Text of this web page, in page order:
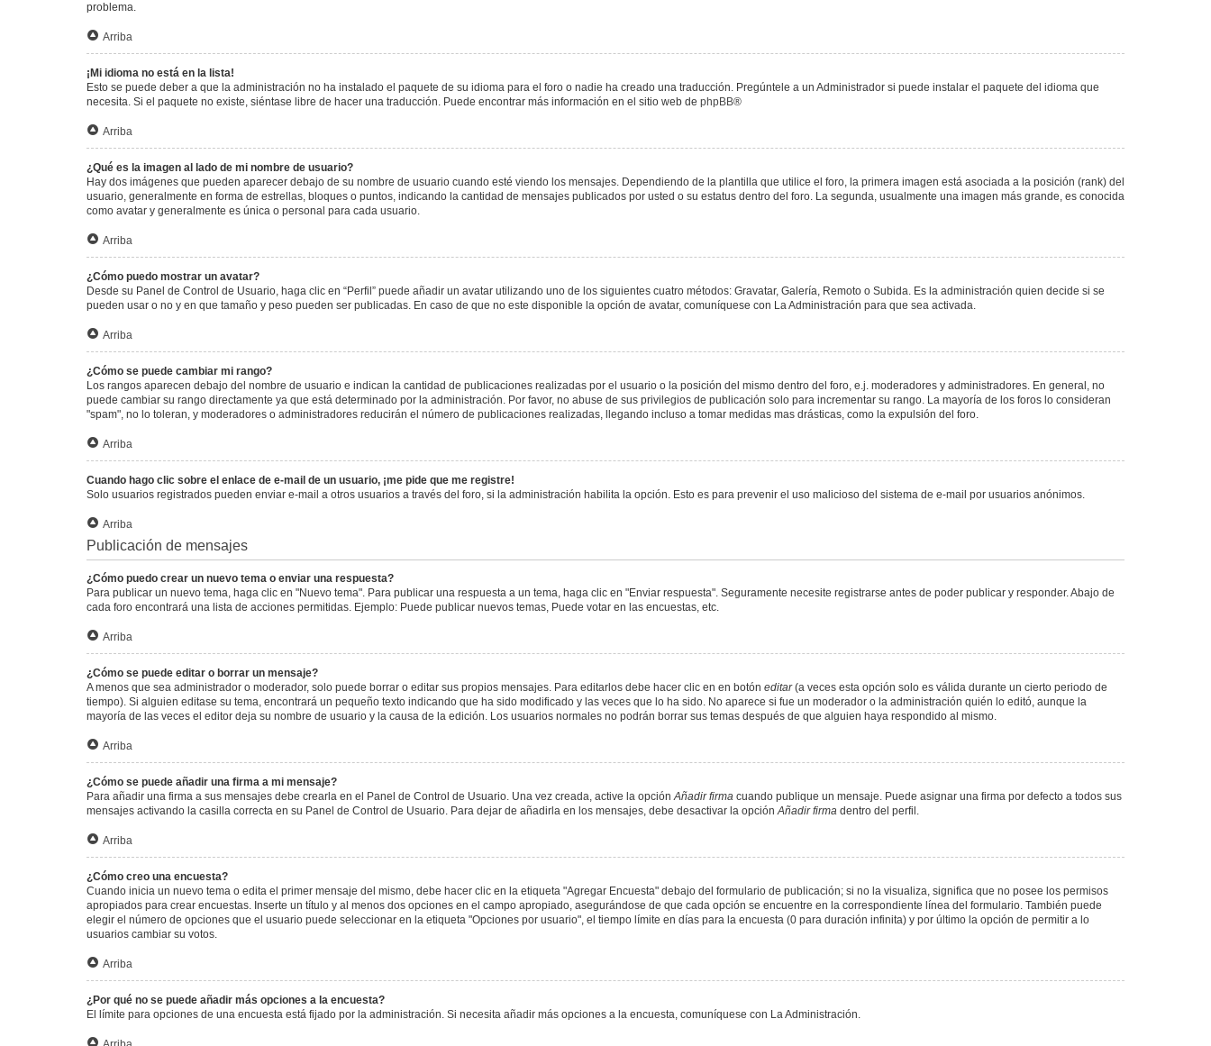
problema.
Arriba
¡Mi idioma no está en la lista!
Esto se puede deber a que la administración no ha instalado el paquete de su idioma para el foro o nadie ha creado una traducción. Pregúntele a un Administrador si puede instalar el paquete del idioma que
necesita. Si el paquete no existe, siéntase libre de hacer una traducción. Puede encontrar más información en el sitio web de phpBB®
Arriba
¿Qué es la imagen al lado de mi nombre de usuario?
Hay dos imágenes que pueden aparecer debajo de su nombre de usuario cuando esté viendo los mensajes. Dependiendo de la plantilla que utilice el foro, la primera imagen está asociada a la posición (rank) del
usuario, generalmente en forma de estrellas, bloques o puntos, indicando la cantidad de mensajes publicados por usted o su estatus dentro del foro. La segunda, usualmente una imagen más grande, es conocida
como avatar y generalmente es única o personal para cada usuario.
Arriba
¿Cómo puedo mostrar un avatar?
Desde su Panel de Control de Usuario, haga clic en “Perfil” puede añadir un avatar utilizando uno de los siguientes cuatro métodos: Gravatar, Galería, Remoto o Subida. Es la administración quien decide si se
pueden usar o no y en que tamaño y peso pueden ser publicadas. En caso de que no este disponible la opción de avatar, comuníquese con La Administración para que sea activada.
Arriba
¿Cómo se puede cambiar mi rango?
Los rangos aparecen debajo del nombre de usuario e indican la cantidad de publicaciones realizadas por el usuario o la posición del mismo dentro del foro, e.j. moderadores y administradores. En general, no
puede cambiar su rango directamente ya que está determinado por la administración. Por favor, no abuse de sus privilegios de publicación solo para incrementar su rango. La mayoría de los foros lo consideran
"spam", no lo toleran, y moderadores o administradores reducirán el número de publicaciones realizadas, llegando incluso a tomar medidas mas drásticas, como la expulsión del foro.
Arriba
Cuando hago clic sobre el enlace de e-mail de un usuario, ¡me pide que me registre!
Solo usuarios registrados pueden enviar e-mail a otros usuarios a través del foro, si la administración habilita la opción. Esto es para prevenir el uso malicioso del sistema de e-mail por usuarios anónimos.
Arriba
Publicación de mensajes
¿Cómo puedo crear un nuevo tema o enviar una respuesta?
Para publicar un nuevo tema, haga clic en "Nuevo tema". Para publicar una respuesta a un tema, haga clic en "Enviar respuesta". Seguramente necesite registrarse antes de poder publicar y responder. Abajo de
cada foro encontrará una lista de acciones permitidas. Ejemplo: Puede publicar nuevos temas, Puede votar en las encuestas, etc.
Arriba
¿Cómo se puede editar o borrar un mensaje?
A menos que sea administrador o moderador, solo puede borrar o editar sus propios mensajes. Para editarlos debe hacer clic en en botón editar(a veces esta opción solo es válida durante un cierto periodo de
tiempo). Si alguien editase su tema, encontrará un pequeño texto indicando que ha sido modificado y las veces que lo ha sido. No aparece si fue un moderador o la administración quién lo editó, aunque la
mayoría de las veces el editor deja su nombre de usuario y la causa de la edición. Los usuarios normales no podrán borrar sus temas después de que alguien haya respondido al mismo.
Arriba
¿Cómo se puede añadir una firma a mi mensaje?
Para añadir una firma a sus mensajes debe crearla en el Panel de Control de Usuario. Una vez creada, active la opciónAñadir firma cuando publique un mensaje. Puede asignar una firma por defecto a todos sus
mensajes activando la casilla correcta en su Panel de Control de Usuario. Para dejar de añadirla en los mensajes, debe desactivar la opciónAñadir firma dentro del perfil.
Arriba
¿Cómo creo una encuesta?
Cuando inicia un nuevo tema o edita el primer mensaje del mismo, debe hacer clic en la etiqueta "Agregar Encuesta" debajo del formulario de publicación; si no la visualiza, significa que no posee los permisos
apropiados para crear encuestas. Inserte un título y al menos dos opciones en el campo apropiado, asegurándose de que cada opción se encuentre en la correspondiente línea del formulario. También puede
elegir el número de opciones que el usuario puede seleccionar en la etiqueta "Opciones por usuario", el tiempo límite en días para la encuesta (0 para duración infinita) y por último la opción de permitir a lo
usuarios cambiar su votos.
Arriba
¿Por qué no se puede añadir más opciones a la encuesta?
El límite para opciones de una encuesta está fijado por la administración. Si necesita añadir más opciones a la encuesta, comuníquese con La Administración.